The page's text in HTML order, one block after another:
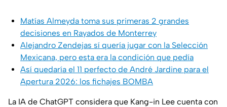
Matías Almeyda toma sus primeras 2 grandes
decisiones en Rayados de Monterrey
Alejandro Zendejas sí quería jugar con la Selección
Mexicana, pero esta era la condición que pedía
Así quedaría el 11 perfecto de André Jardine para el
Apertura 2026: los fichajes BOMBA
La IA de ChatGPT considera que Kang-in Lee cuenta con